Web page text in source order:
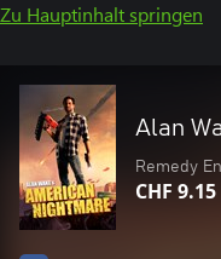
Zu Hauptinhalt springen
Alan
Remedy
CHF 9.15